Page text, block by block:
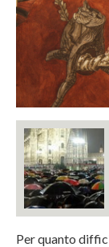
Per quanto